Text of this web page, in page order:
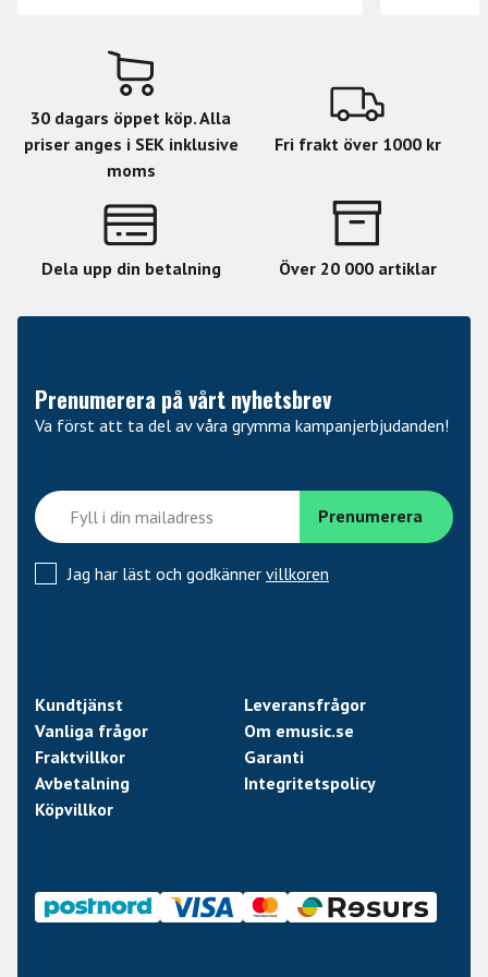
30 dagars öppet köp. Alla
priser anges i SEK inklusive
moms
Fri frakt över 1000 kr
Dela upp din betalning Över 20 000 artiklar
Prenumerera på vårt nyhetsbrev
Va först att ta del av våra grymma kampanjerbjudanden!
Jag har läst och godkänner villkoren
Kundtjänst
Leveransfrågor
Vanliga frågor
Om emusic.se
Fraktvillkor
Garanti
Avbetalning
Integritetspolicy
Köpvillkor